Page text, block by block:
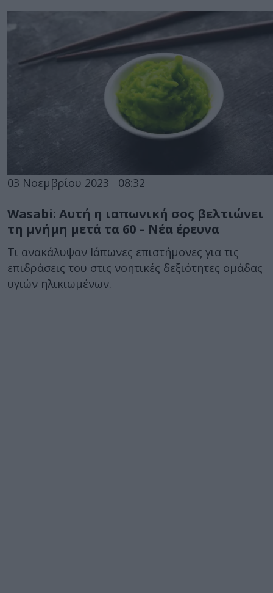
03 Νοεμβρίου 2023 08:32
Wasabi: Αυτή η ιαπωνική σος βελτιώνει
τη μνήμη μετά τα 60 – Νέα έρευνα
Τι ανακάλυψαν Ιάπωνες επιστήμονες για τις
επιδράσεις του στις νοητικές δεξιότητες ομάδας
υγιών ηλικιωμένων.